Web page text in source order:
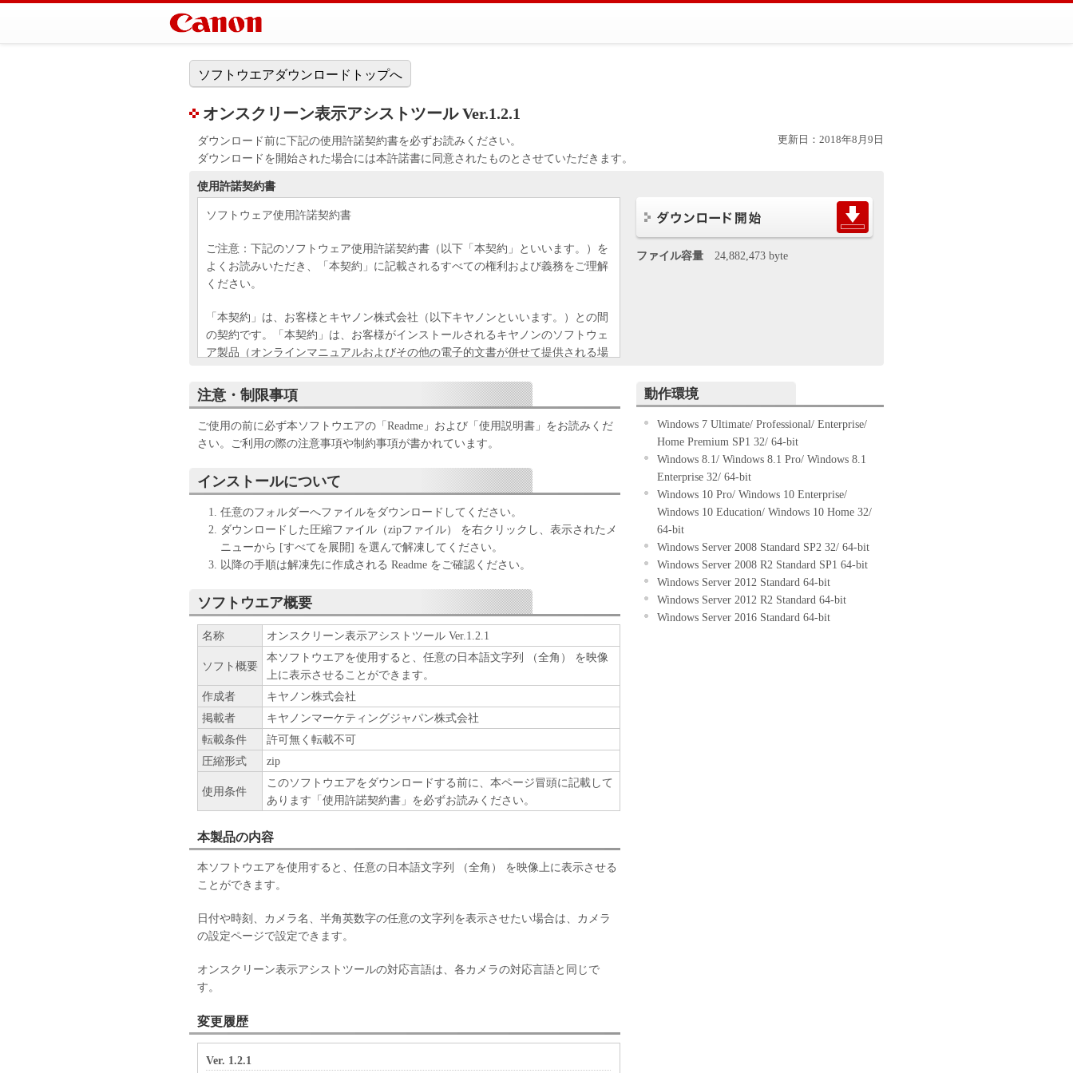
ソフトウエアダウンロードトップへ
オンスクリーン表示アシストツール Ver.1.2.1
ダウンロード前に下記の使用許諾契約書を必ずお読みください。
ダウンロードを開始された場合には本許諾書に同意されたものとさせていただきます。
更新日：2018年8月9日
使用許諾契約書
ソフトウェア使用許諾契約書
ご注意：下記のソフトウェア使用許諾契約書（以下「本契約」といいます。）を
よくお読みいただき、「本契約」に記載されるすべての権利および義務をご理解
ください。
「本契約」は、お客様とキヤノン株式会社（以下キヤノンといいます。）との間
の契約です。「本契約」は、お客様がインストールされるキヤノンのソフトウェ
ア製品（オンラインマニュアルおよびその他の電子的文書が併せて提供される場
用について規定する、お客様とキヤノンとの間の法的な合意事項です。お客様
は、「許諾ソフトウェア」をインストールされた時点で、「本契約」に同意した
ことになります。お客様が「本契約」に同意できない場合、「許諾ソフトウェ
ア」のインストール作業を中止し、「許諾ソフトウェア」をキヤノンまたは販売
使用許諾
キヤノンは、お客様に対し、キヤノンのネットワークカメラとともに
使用することを目的として、同時にお客様が購入されたライセンス数
を超えない台数のコンピュータにおいてのみ、「許諾ソフトウェア」
を使用（「本契約」においては、「許諾ソフトウェア」をコンピュー
は実行することのいずれも含むものとします。）するための、譲渡不
能、且つ移転不能の非独占的権利を許諾します。
お客様は、上記1に基づいて「許諾ソフトウェア」を使用するための
バックアップとして、オリジナルの「許諾ソフトウェア」が記録され
た媒体（以下「メディア」といいます。）を1部保持するものとしま
す。
お客様は、本ソフトウェアを複製、修正、改変、リバースエンジニア
リング、逆コンパイルまたは逆アセンブルしないものとし、また第三
者にこのような行為をさせないものとします。
制限
お客様は、いかなる場合においても、再使用許諾、譲渡、販売、頒
布、リースもしくは貸与その他の方法により、第三者に「許諾ソフト
ウェア」を使用または利用させること、または「許諾ソフトウェア」
お客様は、「許諾ソフトウェア」の全部または一部を修正、改変、逆
コンパイル、逆アセンブル、その他リバースエンジニアリング等し、
または他のプログラミング言語に変換することはできません。また第
三者にこのような行為をさせてはなりません。
お客様は、「許諾ソフトウェア」に含まれるキヤノンの著作権表示を
変更、除去、または削除してはなりません。
著作権を含む、「許諾ソフトウェア」に係る一切の権原および所有権は、
サポートおよびアップデート
キヤノン、キヤノンの子会社、それらの販売代理店および販売店は、「許
ア」の使用を支援することについて、いかなる責任も負うものではありま
ファイル容量 24,882,473 byte
注意・制限事項
ご使用の前に必ず本ソフトウエアの「Readme」および「使用説明書」をお読みくだ
さい。ご利用の際の注意事項や制約事項が書かれています。
インストールについて
任意のフォルダーへファイルをダウンロードしてください。
ダウンロードした圧縮ファイル（zipファイル） を右クリックし、表示されたメ
ニューから [すべてを展開] を選んで解凍してください。
以降の手順は解凍先に作成される Readme をご確認ください。
ソフトウエア概要
名称 オンスクリーン表示アシストツール Ver.1.2.1
ソフト概要
本ソフトウエアを使用すると、任意の日本語文字列 （全角） を映像
上に表示させることができます。
作成者
キヤノン株式会社
掲載者
キヤノンマーケティングジャパン株式会社
転載条件
許可無く転載不可
圧縮形式
zip
使用条件
このソフトウエアをダウンロードする前に、本ページ冒頭に記載して
あります「使用許諾契約書」を必ずお読みください。
本製品の内容
本ソフトウエアを使用すると、任意の日本語文字列 （全角） を映像上に表示させる
ことができます。
日付や時刻、カメラ名、半角英数字の任意の文字列を表示させたい場合は、カメラ
の設定ページで設定できます。
オンスクリーン表示アシストツールの対応言語は、各カメラの対応言語と同じで
す。
変更履歴
Ver. 1.2.1
動作環境
Windows 7 Ultimate/ Professional/ Enterprise/
Home Premium SP1 32/ 64-bit
Windows 8.1/ Windows 8.1 Pro/ Windows 8.1
Enterprise 32/ 64-bit
Windows 10 Pro/ Windows 10 Enterprise/
Windows 10 Education/ Windows 10 Home 32/
64-bit
Windows Server 2008 Standard SP2 32/ 64-bit
Windows Server 2008 R2 Standard SP1 64-bit
Windows Server 2012 Standard 64-bit
Windows Server 2012 R2 Standard 64-bit
Windows Server 2016 Standard 64-bit